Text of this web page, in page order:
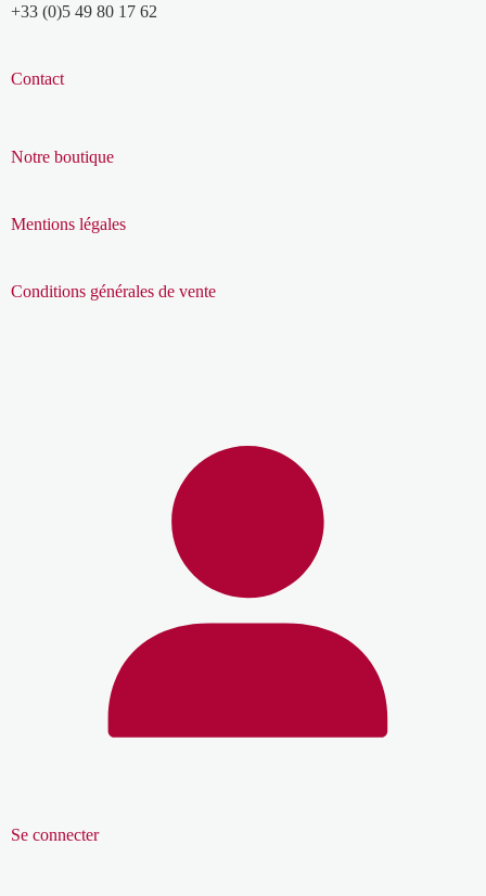
+33 (0)5 49 80 17 62
Contact
Notre boutique
Mentions légales
Conditions générales de vente
Se connecter